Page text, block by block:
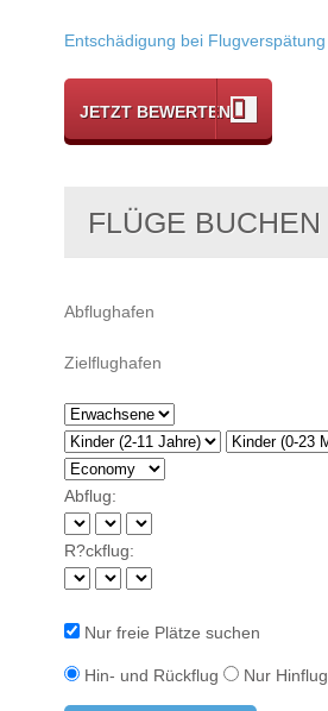
Entschädigung bei Flugverspätung
JETZT BEWERTEN
FLÜGE BUCHEN
Abflug:
R?ckflug:
Nur freie Plätze suchen
Hin- und Rückflug Nur Hinflug